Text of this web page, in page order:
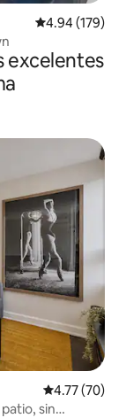
Calificación
4.94 (179)
excelentes
Calificación
4.77 (70)
sin